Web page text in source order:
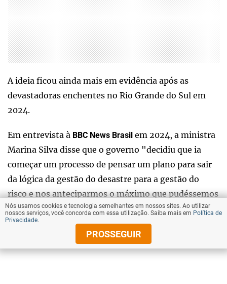
A ideia ficou ainda mais em evidência após as
devastadoras enchentes no Rio Grande do Sul em
2024.
Em entrevista à BBC News Brasil em 2024, a ministra
Marina Silva disse que o governo "decidiu que ia
começar um processo de pensar um plano para sair
da lógica da gestão do desastre para a gestão do
risco e nos anteciparmos o máximo que pudéssemos
para preparar os municípios".
Marina também falava da necessidade de se ter um
regime jurídico da emergência climática para os
Nós usamos cookies e tecnologia semelhantes em nossos sites. Ao utilizar
nossos serviços, você concorda com essa utilização. Saiba mais em Política de
Privacidade.
PROSSEGUIR